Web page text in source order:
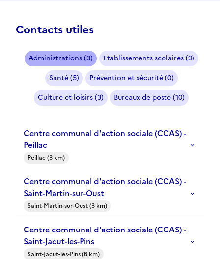
Contacts utiles
Administrations (3)
Etablissements scolaires (9)
Santé (5)
Prévention et sécurité (0)
Culture et loisirs (3)
Bureaux de poste (10)
Centre communal d'action sociale (CCAS) -
Peillac
Peillac (3 km)
Centre communal d'action sociale (CCAS) -
Saint-Martin-sur-Oust
Saint-Martin-sur-Oust (3 km)
Centre communal d'action sociale (CCAS) -
Saint-Jacut-les-Pins
Saint-Jacut-les-Pins (6 km)